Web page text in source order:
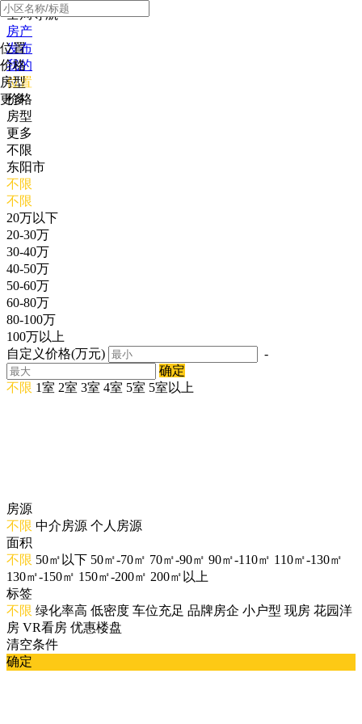
全局导航
房产
发布
我的
位置
价格
房型
更多
位置
价格
房型
更多
不限
东阳市
不限
不限
20万以下
20-30万
30-40万
40-50万
50-60万
60-80万
80-100万
100万以上
自定义价格(万元)
-
确定
不限 1室 2室 3室 4室 5室 5室以上
房源
不限 中介房源 个人房源
面积
不限 50㎡以下 50㎡-70㎡ 70㎡-90㎡ 90㎡-110㎡ 110㎡-130㎡
130㎡-150㎡ 150㎡-200㎡ 200㎡以上
标签
不限 绿化率高 低密度 车位充足 品牌房企 小户型 现房 花园洋
房 VR看房 优惠楼盘
清空条件
确定